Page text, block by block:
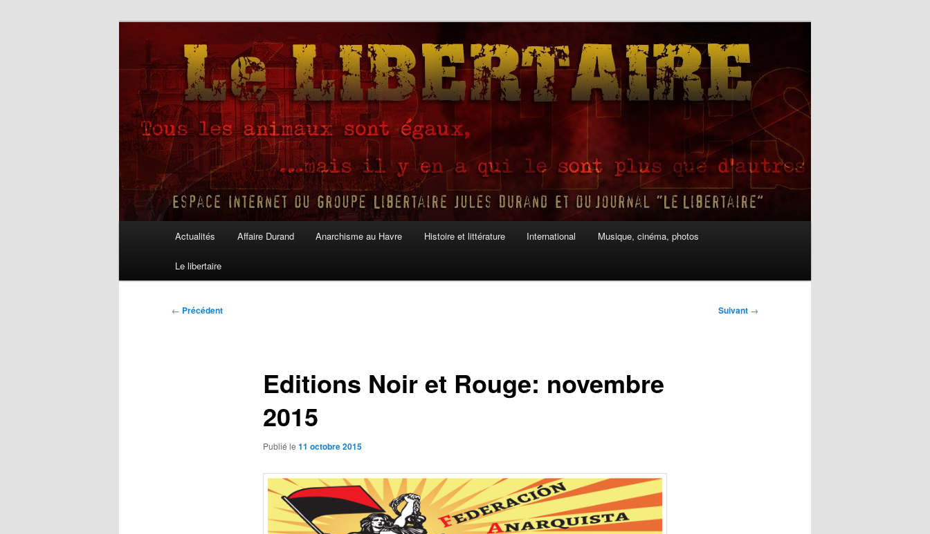
Le Libertaire
Actualités Affaire Durand Anarchisme au Havre Histoire et littérature International Musique, cinéma, photos
Le libertaire
Navigation
← Précédent Suivant →
Editions Noir et Rouge: novembre
2015
Publié le 11 octobre 2015